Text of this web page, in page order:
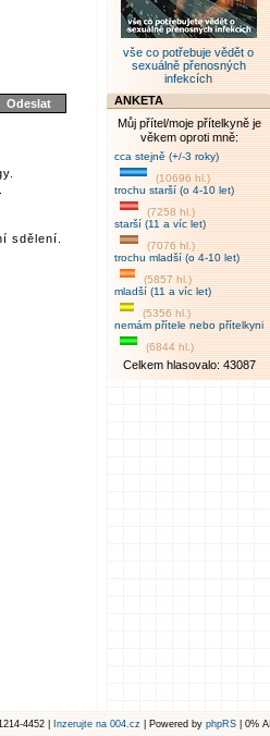
sdělení.
vše co potřebuje vědět o
sexuálně přenosných
infekcích
ANKETA
Můj přítel/moje přítelkyně je
věkem oproti mně:
cca stejně (+/-3 roky)
(10696 hl.)
trochu starší (o 4-10 let)
(7258 hl.)
starší (11 a víc let)
(7076 hl.)
trochu mladší (o 4-10 let)
(5857 hl.)
mladší (11 a víc let)
(5356 hl.)
nemám přítele nebo přítelkyni
(6844 hl.)
Celkem hlasovalo: 43087
4452 | Inzerujte na 004.cz | Powered by phpRS | 0% AI